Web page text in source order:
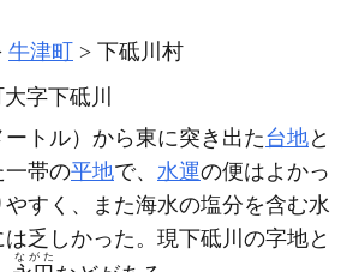
牛津町
下砥川村
字下砥川
トル） から東に突き出た台地と
一帯の平地で、 水運の便はよかっ
やすく、また海水の塩分を含む水
は乏しかった。現下砥川の字地と
ながた